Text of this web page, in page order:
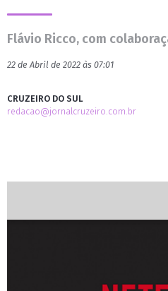
Flávio Ricco, com
22 de Abril de 2022 às 07:01
CRUZEIRO DO SUL
redacao@jornalcruzeiro.com.br